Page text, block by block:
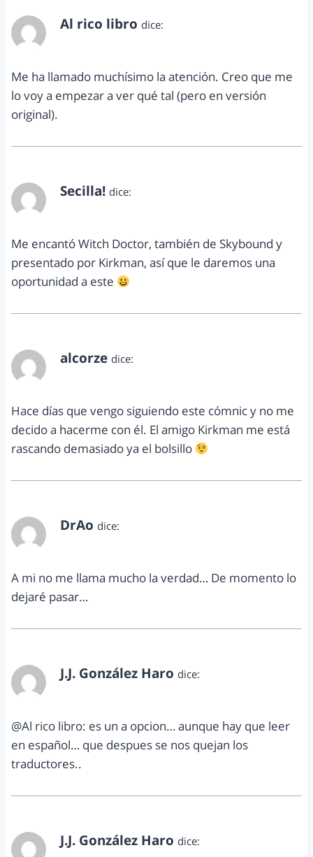
Al rico libro dice:
Me ha llamado muchísimo la atención. Creo que me
lo voy a empezar a ver qué tal (pero en versión
original).
Secilla! dice:
Me encantó Witch Doctor, también de Skybound y
presentado por Kirkman, así que le daremos una
oportunidad a este
alcorze dice:
Hace días que vengo siguiendo este cómnic y no me
decido a hacerme con él. El amigo Kirkman me está
rascando demasiado ya el bolsillo
DrAo dice:
A mi no me llama mucho la verdad… De momento lo
dejaré pasar…
J.J. González Haro dice:
@Al rico libro: es un a opcion… aunque hay que leer
en español… que despues se nos quejan los
traductores..
J.J. González Haro dice: